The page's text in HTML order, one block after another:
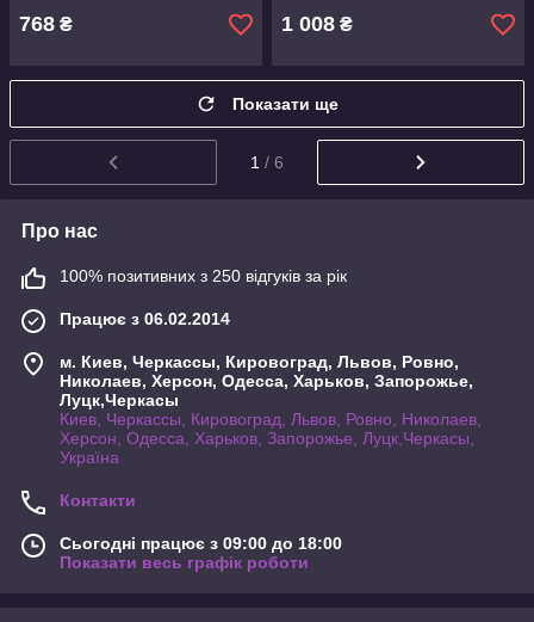
768 ₴ 1 008 ₴
Показати ще
1 / 6
Про нас
100% позитивних з 250 відгуків за рік
Працює з 06.02.2014
м. Киев, Черкассы, Кировоград, Львов, Ровно,
Николаев, Херсон, Одесса, Харьков, Запорожье,
Луцк,Черкасы
Киев, Черкассы, Кировоград, Львов, Ровно, Николаев,
Херсон, Одесса, Харьков, Запорожье, Луцк,Черкасы,
Україна
Контакти
Сьогодні працює з 09:00 до 18:00
Показати весь графік роботи